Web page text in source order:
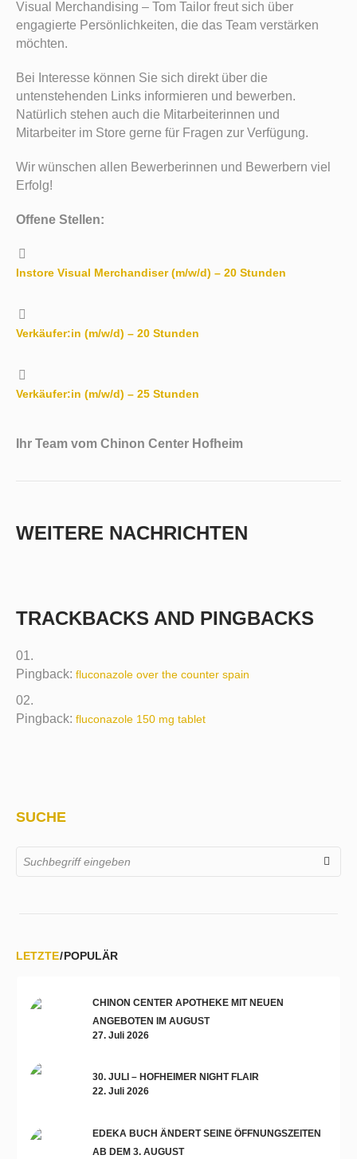
Visual Merchandising – Tom Tailor freut sich über
engagierte Persönlichkeiten, die das Team verstärken
möchten.
Bei Interesse können Sie sich direkt über die
untenstehenden Links informieren und bewerben.
Natürlich stehen auch die Mitarbeiterinnen und
Mitarbeiter im Store gerne für Fragen zur Verfügung.
Wir wünschen allen Bewerberinnen und Bewerbern viel
Erfolg!
Offene Stellen:
Instore Visual Merchandiser (m/w/d) – 20 Stunden
Verkäufer:in (m/w/d) – 20 Stunden
Verkäufer:in (m/w/d) – 25 Stunden
Ihr Team vom Chinon Center Hofheim
WEITERE NACHRICHTEN
TRACKBACKS AND PINGBACKS
Pingback: fluconazole over the counter spain
Pingback: fluconazole 150 mg tablet
SUCHE
LETZTE POPULÄR
CHINON CENTER APOTHEKE MIT NEUEN
ANGEBOTEN IM AUGUST
27. Juli 2026
30. JULI – HOFHEIMER NIGHT FLAIR
22. Juli 2026
EDEKA BUCH ÄNDERT SEINE ÖFFNUNGSZEITEN
AB DEM 3. AUGUST